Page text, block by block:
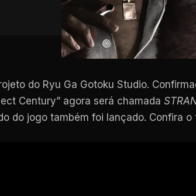
do Ryu Ga Gotoku Studio.
Century” agora será chamada
do jogo também foi lançado. Confira